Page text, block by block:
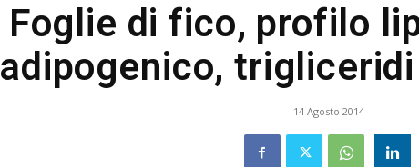
Foglie di fico, profilo
adipogenico,
14 Agosto 2014